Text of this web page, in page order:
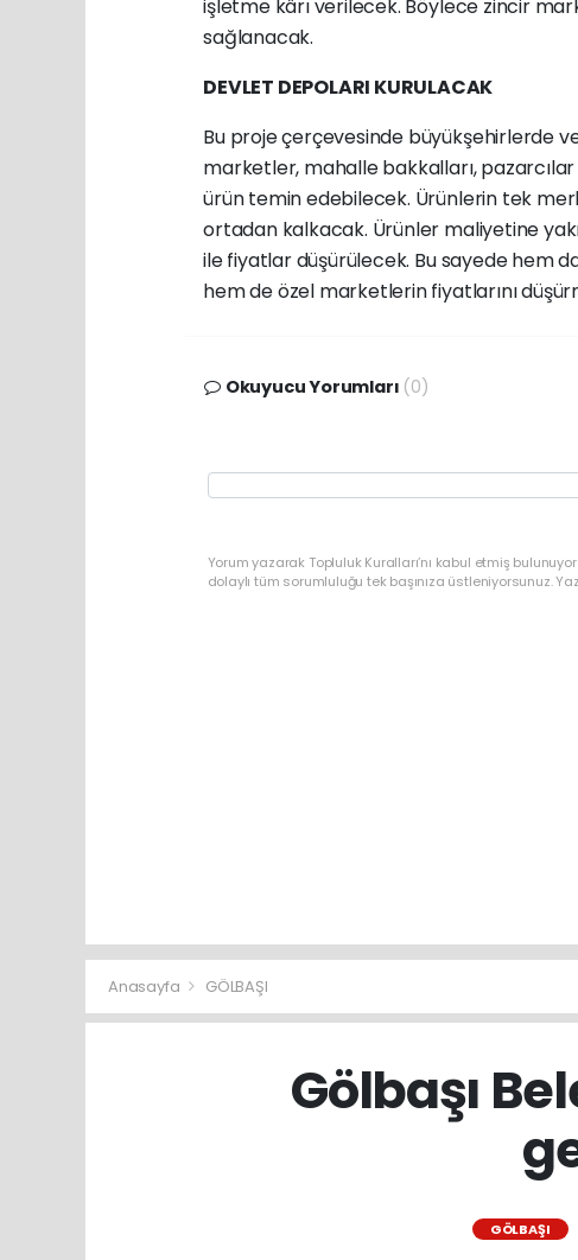
işletme kârı verilecek. Böylece zincir
sağlanacak.
DEVLET DEPOLARI KURULACAK
Bu proje çerçevesinde büyükşehirlerde
marketler, mahalle bakkalları,
ürün temin edebilecek. Ürünlerin tek
ortadan kalkacak. Ürünler maliyetine
ile fiyatlar düşürülecek. Bu sayede hem
hem de özel marketlerin fiyatlarını
Okuyucu Yorumları (0)
Yorum yazarak Topluluk Kuralları’nı kabul etmiş
dolaylı tüm sorumluluğu tek başınıza üstleniyorsunuz.
Anasayfa GÖLBAŞI
Gölbaşı
GÖLBAŞI